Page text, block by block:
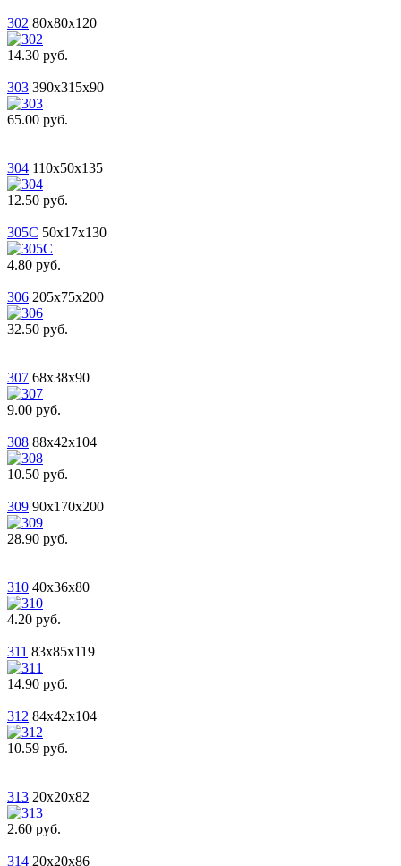
302 80x80x120
14.30 руб.
303 390x315x90
65.00 руб.
304 110x50x135
12.50 руб.
305С 50x17x130
4.80 руб.
306 205x75x200
32.50 руб.
307 68x38x90
9.00 руб.
308 88x42x104
10.50 руб.
309 90x170x200
28.90 руб.
310 40x36x80
4.20 руб.
311 83x85x119
14.90 руб.
312 84x42x104
10.59 руб.
313 20x20x82
2.60 руб.
314 20x20x86